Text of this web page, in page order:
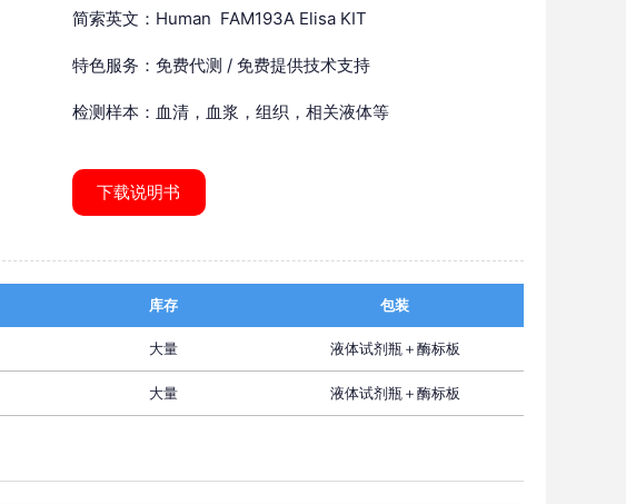
简索英文：Human FAM193A Elisa KIT
特色服务：免费代测 / 免费提供技术支持
检测样本：血清，血浆，组织，相关液体等
下载说明书
库存 包装
大量 液体试剂瓶＋酶标板
大量 液体试剂瓶＋酶标板